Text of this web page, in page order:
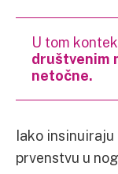
U tom
društvenim
netočne.
Iako
prvenstvu u